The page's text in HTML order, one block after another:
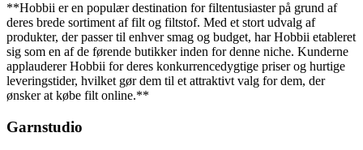
**Hobbii er en populær destination for filtentusiaster på grund af
deres brede sortiment af filt og filtstof. Med et stort udvalg af
produkter, der passer til enhver smag og budget, har Hobbii etableret
sig som en af de førende butikker inden for denne niche. Kunderne
applauderer Hobbii for deres konkurrencedygtige priser og hurtige
leveringstider, hvilket gør dem til et attraktivt valg for dem, der
ønsker at købe filt online.**
Garnstudio